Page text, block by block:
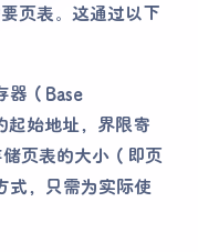
页表。这通过以下
器（Base
起始地址，界限寄
页表的大小（即页
式，只需为实际使